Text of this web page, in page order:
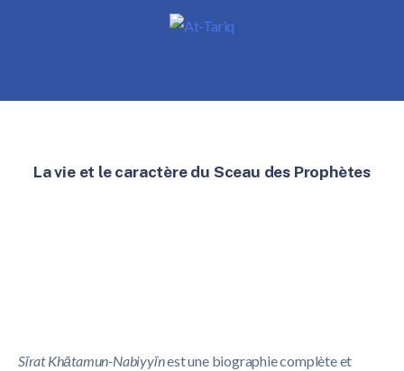
La vie et le caractère du Sceau des Prophètes
Sīrat Khātamun-Nabiyyīnest une biographie complète et